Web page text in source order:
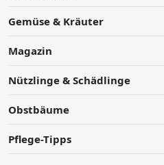
Gemüse & Kräuter
Magazin
Nützlinge & Schädlinge
Obstbäume
Pflege-Tipps